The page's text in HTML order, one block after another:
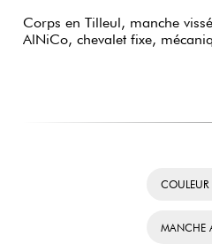
Corps en Tilleul, manche
AlNiCo, chevalet fixe,
COULEUR
MANCHE